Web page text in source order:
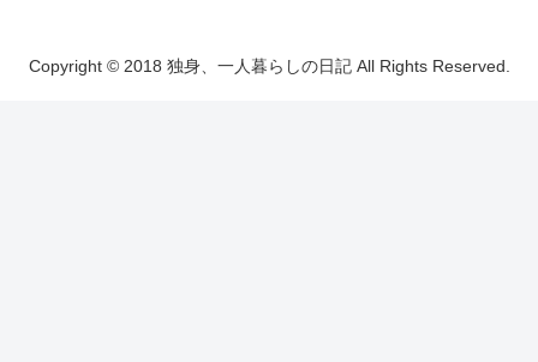
Copyright © 2018 独身、一人暮らしの日記 All Rights Reserved.